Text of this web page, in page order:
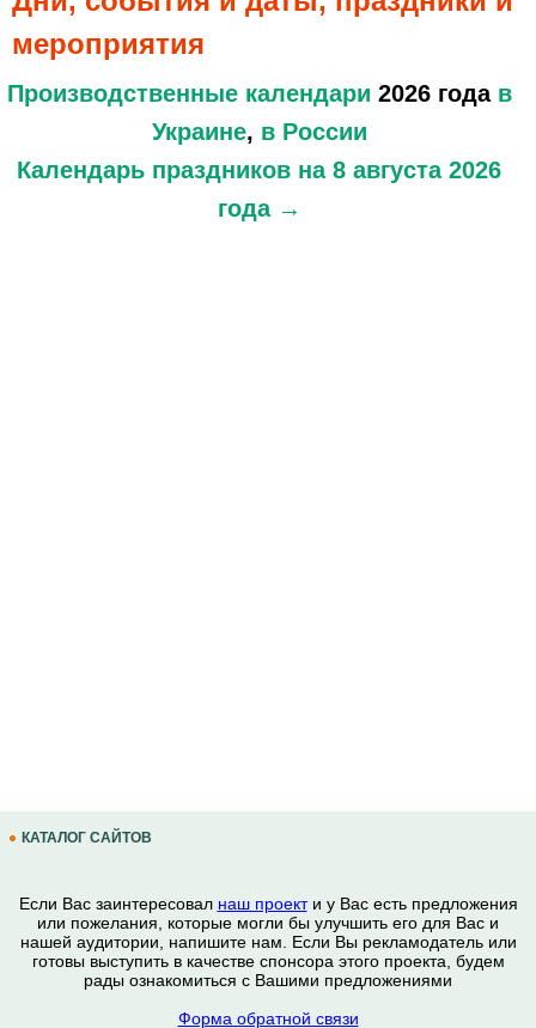
мероприятия
Производственные календари 2026 года в
Украине, в России
Календарь праздников на 8 августа 2026
года →
КАТАЛОГ САЙТОВ
Если Вас заинтересовал наш проекти у Вас есть предложения
или пожелания, которые могли бы улучшить его для Вас и
нашей аудитории, напишите нам. Если Вы рекламодатель или
готовы выступить в качестве спонсора этого проекта, будем
рады ознакомиться с Вашими предложениями
Форма обратной связи